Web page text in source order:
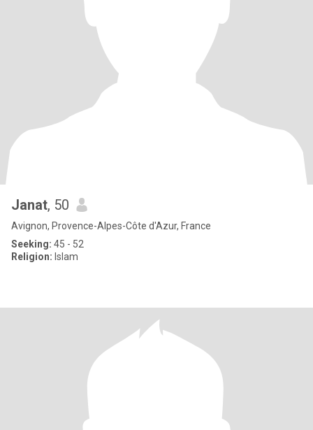
Janat, 50
Avignon, Provence-Alpes-Côte d'Azur, France
Seeking: 45 - 52
Religion: Islam